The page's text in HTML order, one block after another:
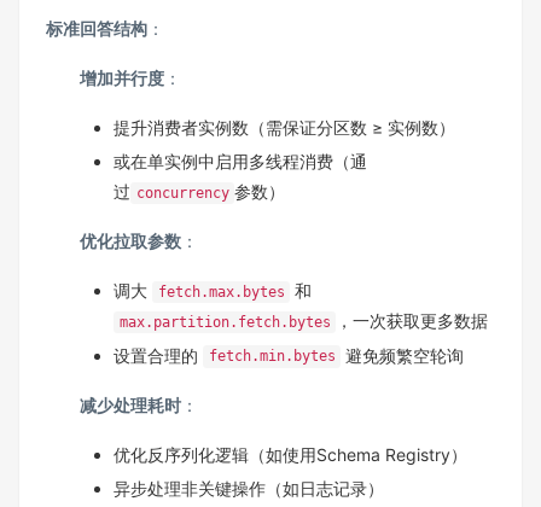
标准回答结构 ：
增加并行度 ：
提升消费者实例数（需保证分区数 ≥ 实例数）
或在单实例中启用多线程消费（通
过 concurrency 参数）
优化拉取参数 ：
调大 fetch.max.bytes 和
max.partition.fetch.bytes
，一次获取更多数据
设置合理的
fetch.min.bytes 避免频繁空轮询
减少处理耗时 ：
优化反序列化逻辑（如使用Schema Registry）
异步处理非关键操作（如日志记录）